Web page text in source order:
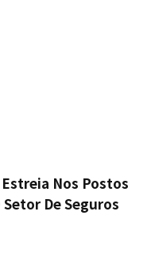
Nos Postos
Setor De Seguros